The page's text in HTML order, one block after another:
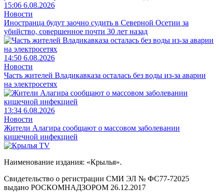
15:06 6.08.2026
Новости
Иностранца будут заочно судить в Северной Осетии за
убийство, совершенное почти 30 лет назад
14:50 6.08.2026
Новости
Часть жителей Владикавказа осталась без воды из-за аварии
на электросетях
13:34 6.08.2026
Новости
Жители Алагира сообщают о массовом заболевании
кишечной инфекцией
Наименование издания: «Крылья».
Свидетельство о регистрации СМИ ЭЛ № ФС77-72025
выдано РОСКОМНАДЗОРОМ 26.12.2017